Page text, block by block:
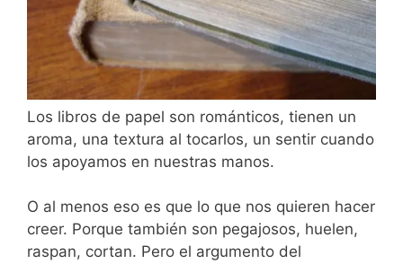
Los libros de papel son románticos, tienen un
aroma, una textura al tocarlos, un sentir cuando
los apoyamos en nuestras manos.
O al menos eso es que lo que nos quieren hacer
creer. Porque también son pegajosos, huelen,
raspan, cortan. Pero el argumento del